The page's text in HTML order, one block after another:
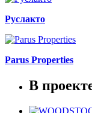
Руслакто
Parus Properties
В